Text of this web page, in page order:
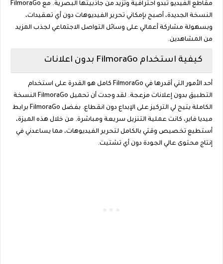
مقاطع الفيديو تبدو احترافية وتزيد من جاذبيتها البصرية. مع FilmoraGo
النسخة الجديدة، أصبح بإمكاني تحرير الفيديوهات دون أي تعقيدات،
وبسهولة مشاركة أعمالي على وسائل التواصل الاجتماعي لجذب المزيد
من المشاهدين.
كيفية استخدام FilmoraGo بدون اعلانات
أحد الأمور التي أقدرها في FilmoraGo كامل هو القدرة على استخدام
التطبيق بدون إعلانات مزعجة. لقد وجدت أن تحميل FilmoraGo النسخة
الكاملة يتيح لي التركيز على الإبداع دون انقطاع. بفضل FilmoraGo برابط
ميديا فاير، كانت عملية التنزيل سريعة ومباشرة. من خلال هذه الميزة،
أستطيع تخصيص وقتي بالكامل لتحرير الفيديوهات، مما يساعدني في
إنتاج محتوى عالي الجودة دون أي تشتيت.